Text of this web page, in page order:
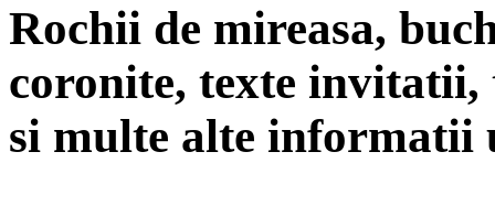
Rochii de mireasa,
coronite, texte
si multe alte informatii